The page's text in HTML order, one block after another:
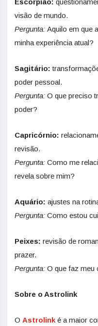
Escorpião:
visão de mundo.
Pergunta: Aquilo em que
minha experiência atual?
Sagitário:
poder pessoal.
Pergunta: O que preciso
poder?
Capricórnio:
revisão.
Pergunta: Como me
revela sobre mim?
Aquário: ajustes na
Pergunta: Como estou
Peixes: revisão de
prazer.
Pergunta: O que faz meu
Sobre o Astrolink
O Astrolink é a maior